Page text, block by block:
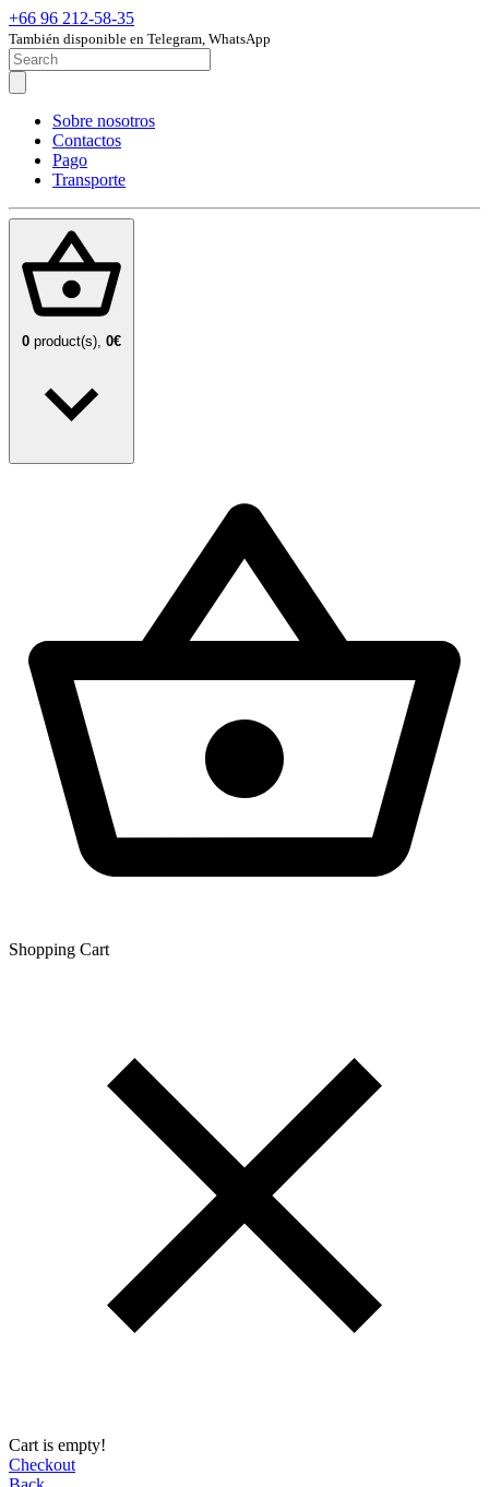
+66 96 212-58-35
También disponible en Telegram, WhatsApp
Sobre nosotros
Contactos
Pago
Transporte
0 product(s), 0€
Shopping Сart
Cart is empty!
Checkout